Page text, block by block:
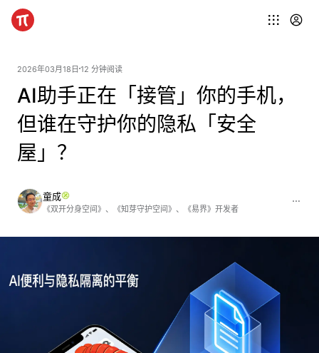
2026年03月18日 12 分钟阅读
AI助手正在「接管」你的手机，
但谁在守护你的隐私「安全
屋」？
童成
《双开分身空间》、《知芽守护空间》、《易界》开发者